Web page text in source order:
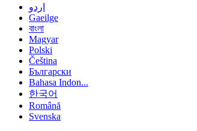
اردو
Gaeilge
বাংলা
Magyar
Polski
Čeština
Български
Bahasa Indon...
한국어
Română
Svenska